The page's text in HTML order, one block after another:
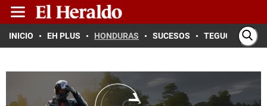
INICIO EH PLUS HONDURAS SUCESOS TEGUCIGALPA